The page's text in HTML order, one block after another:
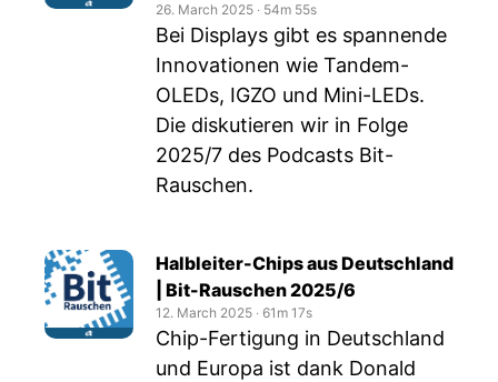
26. March 2025 ‧ 54m 55s
Bei Displays gibt es spannende
Innovationen wie Tandem-
OLEDs, IGZO und Mini-LEDs.
Die diskutieren wir in Folge
2025/7 des Podcasts Bit-
Rauschen.
Halbleiter-Chips aus Deutschland
| Bit-Rauschen 2025/6
12. March 2025 ‧ 61m 17s
Chip-Fertigung in Deutschland
und Europa ist dank Donald